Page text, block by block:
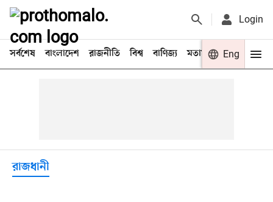
Login
সর্বশেষ বাংলাদেশ রাজনীতি বিশ্ব বাণিজ্য মতামত খেলা
Eng
রাজধানী